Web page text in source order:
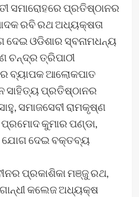
ସମାରୋହରେ ପ୍ରତିଷ୍ଠାନର
ରବି ରଥ ଅଧ୍ୟକ୍ଷତା
ଓଡିଶାର ସ୍ବନାମଧନ୍ୟ
ଚନ୍ଦ୍ର ତ୍ରିପାଠୀ
ବ୍ୟାପକ ଆଲୋକପାତ
ସାହିତ୍ୟ ପ୍ରତିଷ୍ଠାନର
ସମାଜସେବୀ ରାମକୃଷ୍ଣ
ପ୍ରମୋଦ କୁମାର ପଣ୍ଡା,
ଯୋଗ ଦେଇ ବକ୍ତବ୍ୟ
ପ୍ରକାଶିକା ମଞ୍ଜୁ ରଥ,
ଗାନ୍ଧୀ କଲେଜ ଅଧ୍ୟକ୍ଷ